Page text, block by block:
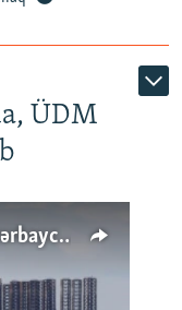
ÜDM
Cənubi Qafqazda ÜDM ən az Azərbaycanda artır: Qonşuları niyə Bakını qabaqlaya bilir?